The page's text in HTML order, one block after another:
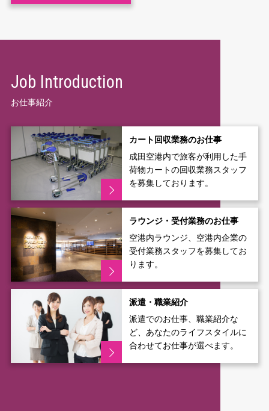
Job Introduction
お仕事紹介
カート回収業務のお仕事
成田空港内で旅客が利用した手
荷物カートの回収業務スタッフ
を募集しております。
ラウンジ・受付業務のお仕事
空港内ラウンジ、空港内企業の
受付業務スタッフを募集してお
ります。
派遣・職業紹介
派遣でのお仕事、職業紹介な
ど、あなたのライフスタイルに
合わせてお仕事が選べます。